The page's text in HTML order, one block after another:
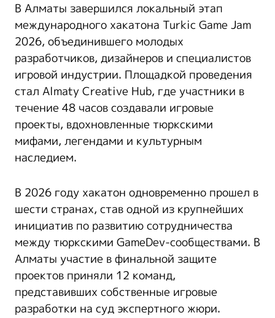
В Алматы завершился локальный этап
международного хакатона Turkic Game Jam
2026, объединившего молодых
разработчиков, дизайнеров и специалистов
игровой индустрии. Площадкой проведения
стал Almaty Creative Hub, где участники в
течение 48 часов создавали игровые
проекты, вдохновленные тюркскими
мифами, легендами и культурным
наследием.
В 2026 году хакатон одновременно прошел в
шести странах, став одной из крупнейших
инициатив по развитию сотрудничества
между тюркскими GameDev-сообществами. В
Алматы участие в финальной защите
проектов приняли 12 команд,
представивших собственные игровые
разработки на суд экспертного жюри.